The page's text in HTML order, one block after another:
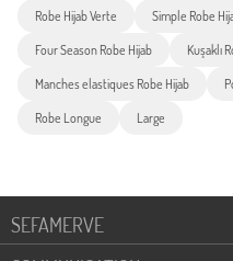
Robe Hijab Verte Simple Robe
Four Season Robe Hijab Kuşaklı
Manches elastiques Robe Hijab
Robe Longue Large
SEFAMERVE